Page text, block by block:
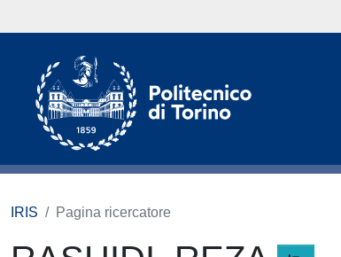
IRIS Pagina ricercatore